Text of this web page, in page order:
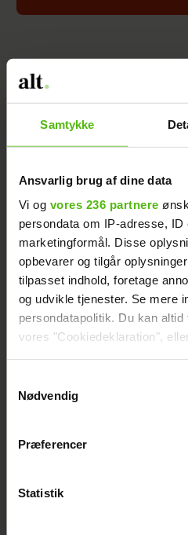
Samtykke
Ansvarlig brug af dine data
Vi og vores 236 partnere
persondata om IP-adresse,
marketingformål. Disse
opbevarer og tilgår
tilpasset indhold, foretage
og udvikle tjenester. Se mere
persondatapolitik. Du kan
vores "Cookiedeklaration",
Vi anvender egne cookies og
generere statistik og huske
Nødvendig
Præferencer
Statistik
Natasha
mand på